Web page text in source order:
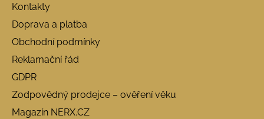
Kontakty
Doprava a platba
Obchodní podmínky
Reklamační řád
GDPR
Zodpovědný prodejce – ověření věku
Magazín NERX.CZ